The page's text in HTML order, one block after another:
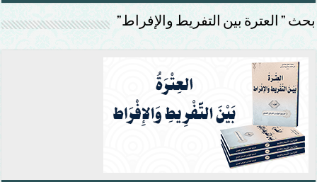
بحث ” العترة بين التفريط والإفراط”